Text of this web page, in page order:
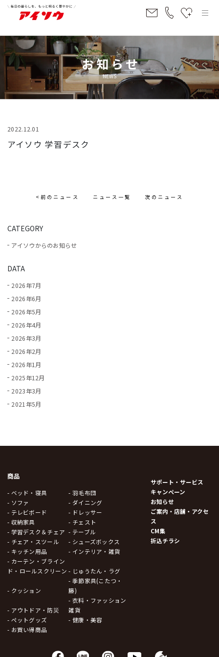
お知らせ
NEWS
2022.12.01
アイソウ 学習デスク
<前のニュース ニュース一覧 次のニュース
CATEGORY
アイソウからのお知らせ
DATA
2026年7月
2026年6月
2026年5月
2026年4月
2026年3月
2026年2月
2026年1月
2025年12月
2023年3月
2021年5月
商品
- ベッド・寝具
- 羽毛布団
- ソファ
- ダイニング
- テレビボード
- ドレッサー
- 収納家具
- チェスト
- 学習デスク＆チェア - テーブル
- チェア・スツール
- シューズボックス
- キッチン用品
- インテリア・雑貨
- カーテン・ブライン
ド・ロールスクリーン - じゅうたん・ラグ
- クッション
- 季節家具(こたつ・
籐)
- アウトドア・防災
- 衣料・ファッション
雑貨
- ペットグッズ
- 健康・美容
- お買い得商品
サポート・サービス
キャンペーン
お知らせ
ご案内・店舗・アクセ
ス
CM集
折込チラシ